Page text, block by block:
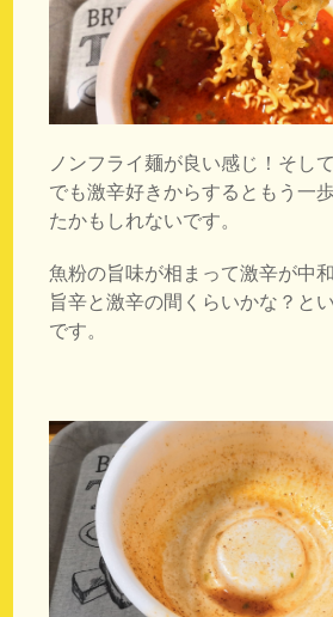
ノンフライ麺が良い感じ！そし
でも激辛好きからするともう一
たかもしれないです。
魚粉の旨味が相まって激辛が中
旨辛と激辛の間くらいかな？と
です。